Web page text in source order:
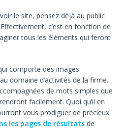
le site, pensez déjà au public
c’est en fonction de
tous les éléments qui feront
comporte des images
domaine d’activités de la firme.
de mots simples que
facilement. Quoi qu’il en
vous prodiguer de précieux
les pages de résultats de